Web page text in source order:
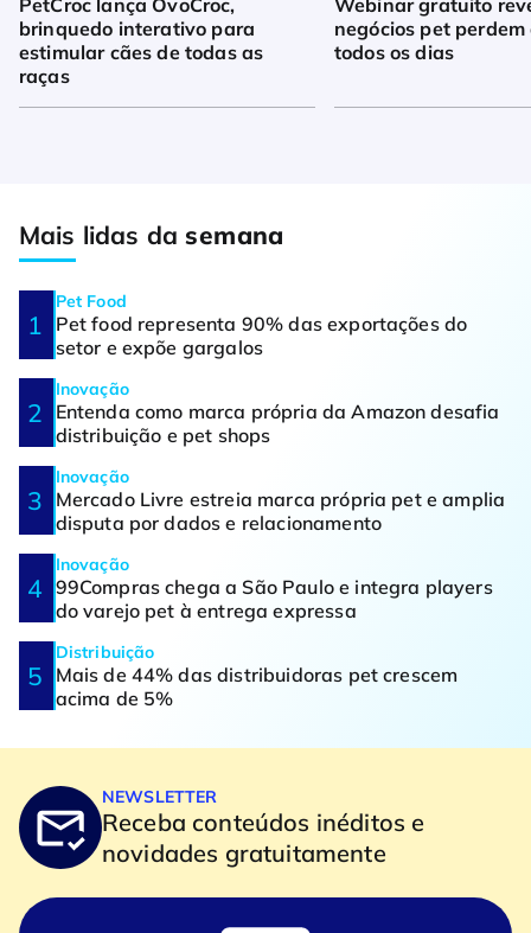
PetCroc lança OvoCroc,
brinquedo interativo para
estimular cães de todas as
raças
Webinar gratuito
negócios pet
todos os dias
Mais lidas dasemana
Pet Food
Pet food representa 90% das exportações do
setor e expõe gargalos
Inovação
Entenda como marca própria da Amazon desafia
distribuição e pet shops
Inovação
Mercado Livre estreia marca própria pet e amplia
disputa por dados e relacionamento
Inovação
99Compras chega a São Paulo e integra players
do varejo pet à entrega expressa
Distribuição
Mais de 44% das distribuidoras pet crescem
acima de 5%
NEWSLETTER
Receba conteúdos inéditos e
novidades gratuitamente